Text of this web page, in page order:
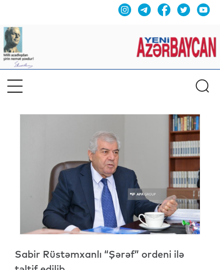
Sabir Rüstəmxanlı “Şərəf” ordeni ilə